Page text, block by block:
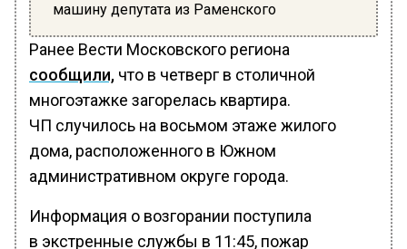
машину депутата из Раменского
Ранее Вести Московского региона
сообщили, что в четверг в столичной
многоэтажке загорелась квартира.
ЧП случилось на восьмом этаже жилого
дома, расположенного в Южном
административном округе города.
Информация о возгорании поступила
в экстренные службы в 11:45, пожар